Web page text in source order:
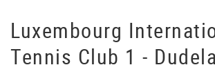
Luxembourg
Tennis Club 1 -